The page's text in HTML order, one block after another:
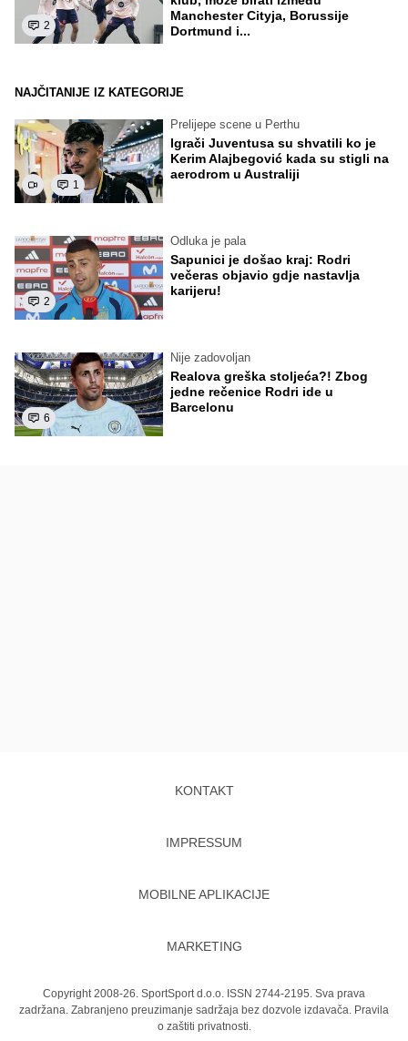
2
Manchester Cityja, Borussije
Dortmund i...
NAJČITANIJE IZ KATEGORIJE
1
Prelijepe scene u Perthu
Igrači Juventusa su shvatili ko je
Kerim Alajbegović kada su stigli na
aerodrom u Australiji
2
Odluka je pala
Sapunici je došao kraj: Rodri
večeras objavio gdje nastavlja
karijeru!
6
Nije zadovoljan
Realova greška stoljeća?! Zbog
jedne rečenice Rodri ide u
Barcelonu
KONTAKT
IMPRESSUM
MOBILNE APLIKACIJE
MARKETING
Copyright 2008-26. SportSport d.o.o. ISSN 2744-2195. Sva prava
zadržana. Zabranjeno preuzimanje sadržaja bez dozvole izdavača. Pravila
o zaštiti privatnosti.